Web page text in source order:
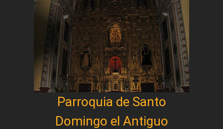
Parroquia de Santo
Domingo el Antiguo